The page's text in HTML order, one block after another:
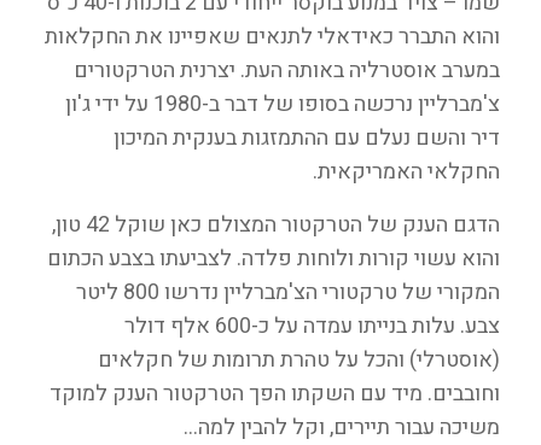
והוא התברר כאידאלי לתנאים שאפיינו את החקלאות
במערב אוסטרליה באותה העת. יצרנית הטרקטורים
צ'מברליין נרכשה בסופו של דבר ב-1980 על ידי ג'ון
דיר והשם נעלם עם ההתמזגות בענקית המיכון
החקלאי האמריקאית.
הדגם הענק של הטרקטור המצולם כאן שוקל 42 טון,
והוא עשוי קורות ולוחות פלדה. לצביעתו בצבע הכתום
המקורי של טרקטורי הצ'מברליין נדרשו 800 ליטר
צבע. עלות בנייתו עמדה על כ-600 אלף דולר
(אוסטרלי) והכל על טהרת תרומות של חקלאים
וחובבים. מיד עם השקתו הפך הטרקטור הענק למוקד
משיכה עבור תיירים, וקל להבין למה…